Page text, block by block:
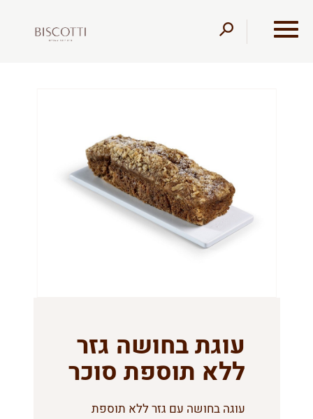
עמוד הבית ללא תוספת סוכר
עוגת
עוגת בחושה גזר
ללא תוספת סוכר
עוגה בחושה עם גזר ללא תוספת